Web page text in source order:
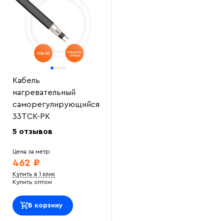
Кабель
нагревательный
саморегулирующийся
33ТСК-РК
5 отзывов
Цена за метр:
462 ₽
Купить в 1 клик
Купить оптом
В корзину